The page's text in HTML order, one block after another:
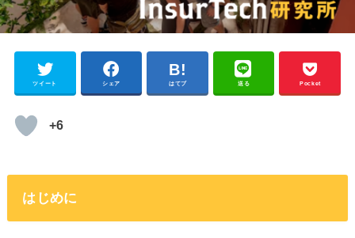
ツイート シェア はてブ 送る Pocket
+6
はじめに